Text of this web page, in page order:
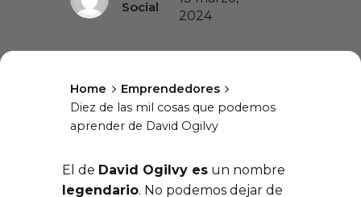
Social
2024
Home
Emprendedores
Diez de las mil cosas que podemos
aprender de David Ogilvy
El de David Ogilvy es un nombre
legendario. No podemos dejar de